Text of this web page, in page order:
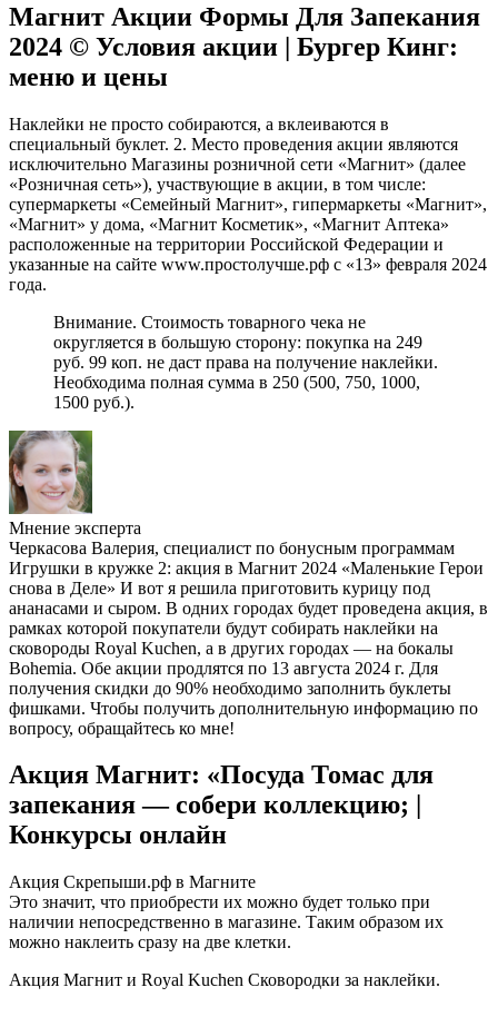
Магнит Акции Формы Для Запекания
2024 © Условия акции | Бургер Кинг:
меню и цены
Наклейки не просто собираются, а вклеиваются в
специальный буклет. 2. Место проведения акции являются
исключительно Магазины розничной сети «Магнит» (далее
«Розничная сеть»), участвующие в акции, в том числе:
супермаркеты «Семейный Магнит», гипермаркеты «Магнит»,
«Магнит» у дома, «Магнит Косметик», «Магнит Аптека»
расположенные на территории Российской Федерации и
указанные на сайте www.простолучше.рф с «13» февраля 2024
года.
Внимание. Стоимость товарного чека не
округляется в большую сторону: покупка на 249
руб. 99 коп. не даст права на получение наклейки.
Необходима полная сумма в 250 (500, 750, 1000,
1500 руб.).
Мнение эксперта
Черкасова Валерия, специалист по бонусным программам
Игрушки в кружке 2: акция в Магнит 2024 «Маленькие Герои
снова в Деле» И вот я решила приготовить курицу под
ананасами и сыром. В одних городах будет проведена акция, в
рамках которой покупатели будут собирать наклейки на
сковороды Royal Kuchen, а в других городах — на бокалы
Bohemia. Обе акции продлятся по 13 августа 2024 г. Для
получения скидки до 90% необходимо заполнить буклеты
фишками. Чтобы получить дополнительную информацию по
вопросу, обращайтесь ко мне!
Акция Магнит: «Посуда Томас для
запекания — собери коллекцию; |
Конкурсы онлайн
Акция Скрепыши.рф в Магните
Это значит, что приобрести их можно будет только при
наличии непосредственно в магазине. Таким образом их
можно наклеить сразу на две клетки.
Акция Магнит и Royal Kuchen Сковородки за наклейки.